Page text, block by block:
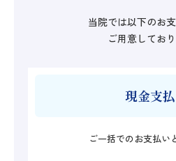
当院では以下のお
ご用意しており
現金支
ご一括でのお支払い